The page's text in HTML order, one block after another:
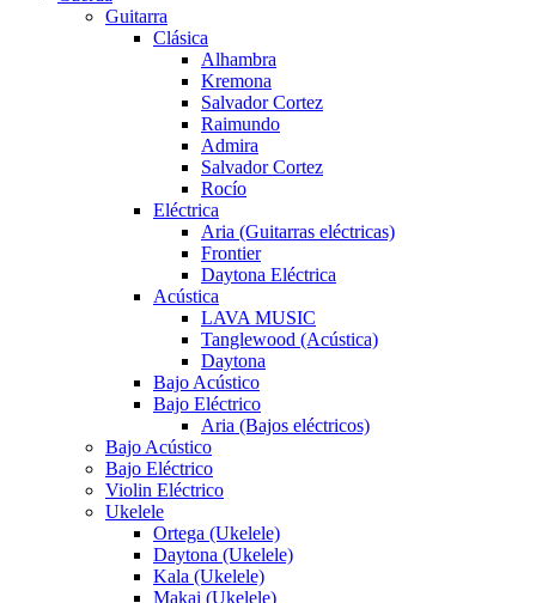
Guitarra
Clásica
Alhambra
Kremona
Salvador Cortez
Raimundo
Admira
Salvador Cortez
Rocío
Eléctrica
Aria (Guitarras eléctricas)
Frontier
Daytona Eléctrica
Acústica
LAVA MUSIC
Tanglewood (Acústica)
Daytona
Bajo Acústico
Bajo Eléctrico
Aria (Bajos eléctricos)
Bajo Acústico
Bajo Eléctrico
Violin Eléctrico
Ukelele
Ortega (Ukelele)
Daytona (Ukelele)
Kala (Ukelele)
Makai (Ukelele)